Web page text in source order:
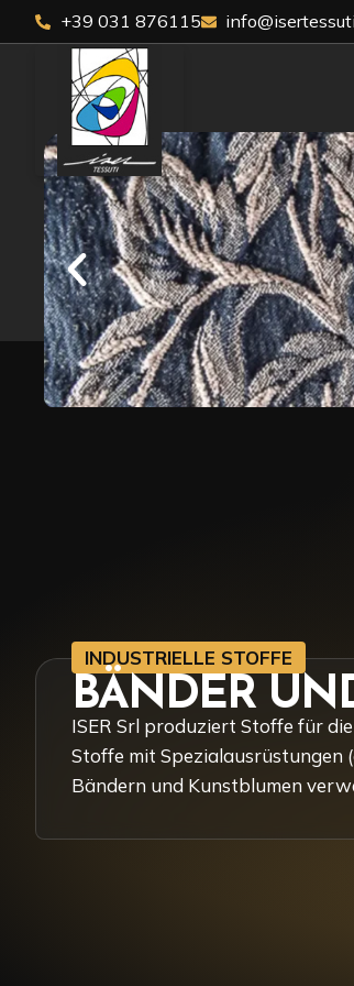
+39 031 876115
INDUSTRIELLE STOFFE
BÄNDER
ISER Srl produziert Stoffe für die
Stoffe mit Spezialausrüstungen
Bändern und Kunstblumen